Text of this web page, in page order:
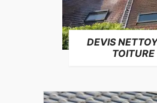
DEVIS
TOITURE